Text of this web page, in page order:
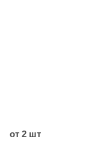
от 2 шт